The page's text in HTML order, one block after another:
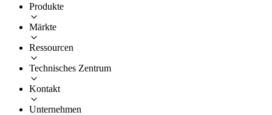
Produkte
Märkte
Ressourcen
Technisches Zentrum
Kontakt
Unternehmen